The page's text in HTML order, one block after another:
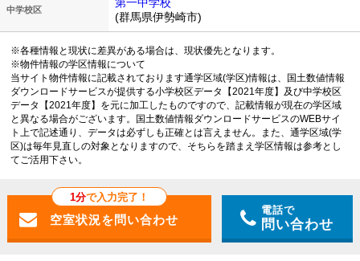
中学校区
(群馬県伊勢崎市)
※各種情報と現状に差異がある場合は、現状優先となります。
※物件情報の学区情報について
当サイト物件情報に記載されております通学区域(学区)情報は、国土数値情報
ダウンロードサービスが提供する小学校区データ【2021年度】及び中学校区
データ【2021年度】を元に加工したものですので、記載情報が現在の学区域
と異なる場合がございます。国土数値情報ダウンロードサービスのWEBサイ
ト上で記述通り、データは必ずしも正確とは言えません。また、通学区域(学
区)は毎年見直しの対象となりますので、そちらを踏まえ学区情報は参考とし
てご活用下さい。
1分で入力完了！
電話で
問い合わせ